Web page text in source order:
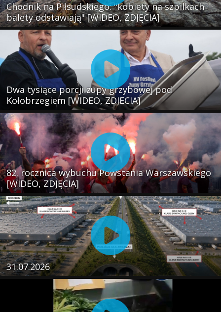
Chodnik na Piłsudskiego: "kobiety na szpilkach
balety odstawiają" [WIDEO, ZDJĘCIA]
Dwa tysiące porcji zupy grzybowej pod
Kołobrzegiem [WIDEO, ZDJECIA]
82. rocznica wybuchu Powstania Warszawskiego
[WIDEO, ZDJĘCIA]
31.07.2026